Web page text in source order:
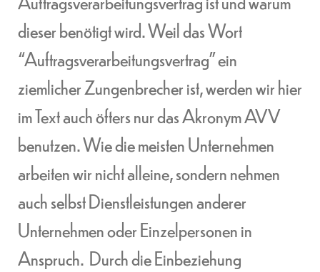
dieser benötigt wird. Weil das Wort
“Auftragsverarbeitungsvertrag” ein
ziemlicher Zungenbrecher ist, werden wir hier
im Text auch öfters nur das Akronym AVV
benutzen. Wie die meisten Unternehmen
arbeiten wir nicht alleine, sondern nehmen
auch selbst Dienstleistungen anderer
Unternehmen oder Einzelpersonen in
Anspruch. Durch die Einbeziehung